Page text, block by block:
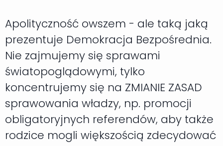
Apolityczność owszem - ale taką jaką
prezentuje Demokracja Bezpośrednia.
Nie zajmujemy się sprawami
światopoglądowymi, tylko
koncentrujemy się na ZMIANIE ZASAD
sprawowania władzy, np. promocji
obligatoryjnych referendów, aby także
rodzice mogli większością zdecydować